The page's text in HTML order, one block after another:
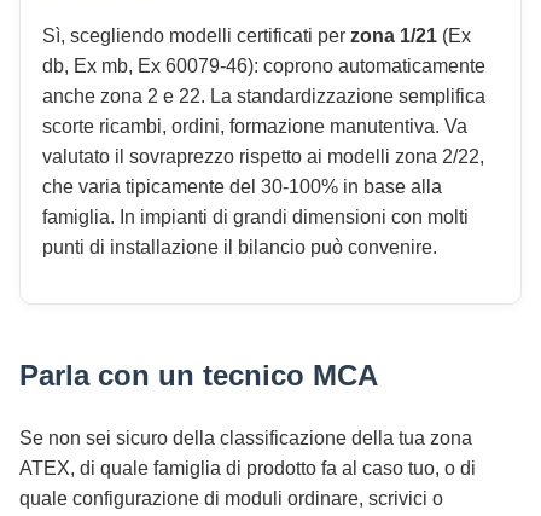
Sì, scegliendo modelli certificati per zona 1/21 (Ex
db, Ex mb, Ex 60079-46): coprono automaticamente
anche zona 2 e 22. La standardizzazione semplifica
scorte ricambi, ordini, formazione manutentiva. Va
valutato il sovraprezzo rispetto ai modelli zona 2/22,
che varia tipicamente del 30-100% in base alla
famiglia. In impianti di grandi dimensioni con molti
punti di installazione il bilancio può convenire.
Parla con un tecnico MCA
Se non sei sicuro della classificazione della tua zona
ATEX, di quale famiglia di prodotto fa al caso tuo, o di
quale configurazione di moduli ordinare, scrivici o